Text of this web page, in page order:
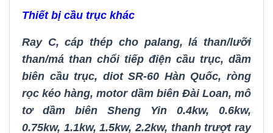
Thiết bị cầu trục khác
Ray C, cáp thép cho palang, lá than/lưỡi
than/má than chổi tiếp điện cầu trục, dầm
biên cầu trục, diot SR-60 Hàn Quốc,ròng
rọc kéo hàng, motor dầm biên Đài Loan, mô
tơ dầm biên Sheng Yin 0.4kw, 0.6kw,
0.75kw, 1.1kw, 1.5kw, 2.2kw, thanh trượt ray